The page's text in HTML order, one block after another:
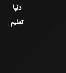
دنیا
تعلیم